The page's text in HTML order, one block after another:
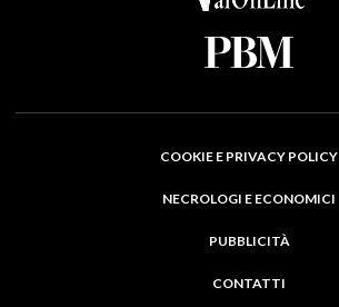
COOKIE E PRIVACY POLICY
NECROLOGI E ECONOMICI
PUBBLICITÀ
CONTATTI